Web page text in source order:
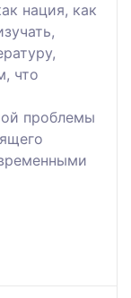
нация, как
что
проблемы